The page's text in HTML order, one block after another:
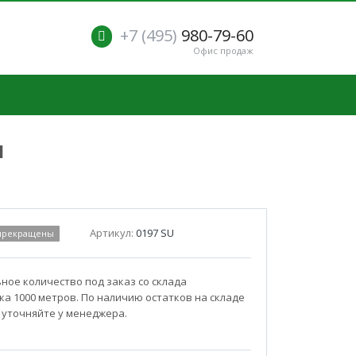
+7 (495) 980-79-60
Офис продаж
Артикул: 0197 SU
количество под заказ со склада
1000 метров. По наличию остатков на складе
у менеджера.